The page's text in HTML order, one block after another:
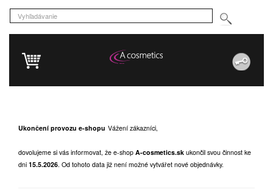
Ukončení provozu e-shopu Vážení zákazníci,
dovolujeme si vás informovat, že e-shop A-cosmetics.sk ukončil svou činnost ke
dni 15.5.2026. Od tohoto data již není možné vytvářet nové objednávky.